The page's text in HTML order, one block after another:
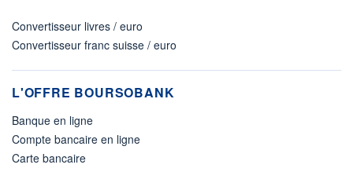
Convertisseur livres / euro
Convertisseur franc suisse / euro
L'OFFRE BOURSOBANK
Banque en ligne
Compte bancaire en ligne
Carte bancaire